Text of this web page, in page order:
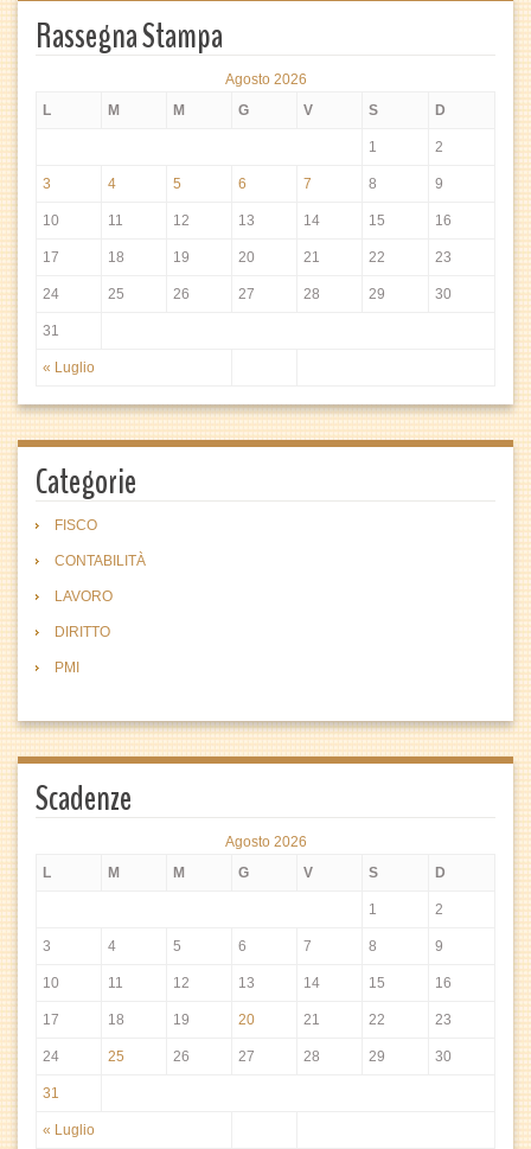
Rassegna Stampa
Agosto 2026
L
M M G V S D
« Luglio
1 2
3 4 5 6 7 8 9
10 11 12 13 14 15 16
17 18 19 20 21 22 23
24 25 26 27 28 29 30
31
Categorie
FISCO
CONTABILITÀ
LAVORO
DIRITTO
PMI
Scadenze
Agosto 2026
L
M M G V S D
« Luglio
1 2
3 4 5 6 7 8 9
10 11 12 13 14 15 16
17 18 19 20 21 22 23
24 25 26 27 28 29 30
31